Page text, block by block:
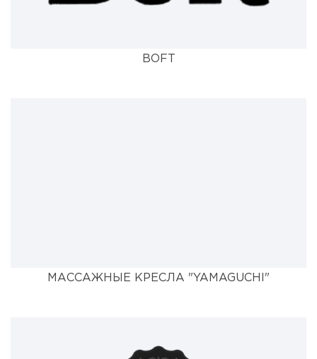
BOFT
МАССАЖНЫЕ КРЕСЛА "YAMAGUCHI"